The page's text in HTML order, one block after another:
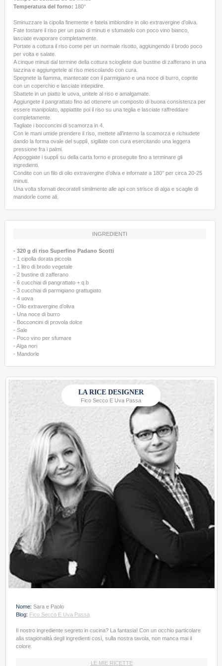
Temperatura del forno: 180°
Sminuzzare la cipolla finemente e fatela imbiondire in olio extravergine d’oliva.
Fate tostare il riso per un paio di minuti e sfumatelo con poco vino bianco,
lasciate evaporare completamente.
Portate a cottura il riso come per un normale risotto, aggiungendo il brodo poco
per volta e salate.
A cinque minuti dal termine della cottura sciogliete due bustine di zafferano in una
tazzina e aggiungetele al riso mescolando con cura.
Spegnete la fiamma, mantecate con il parmigiano e una noce di burro, coprite
con un coperchio e lasciate intiepidire.
Sbattete in un piatto le uova, unitele al riso e amalgamate.
Aggiungete il pangrattato fino ad ottenere un composto di buona consistenza per
essere manipolato, appiattite poi il riso su una teglia e lasciate raffreddare
completamente.
Tagliate i bocconcini di scamorza in 4.
Con le mani umide prendere il riso, mettete all’interno la scamorza e richiudete
dando la forma ovale del supplì, sigillate con cura esercitando una leggera
pressione fra i palmi.
Appoggiate i supplì su della carta forno e proseguite fino a terminare gli
ingredienti.
Condite con un filo di olio extravergine d’oliva e infornate a 180° per circa 20-25
minuti.
Una volta sfornati decorateli similmente alle api con strisce di alga e scaglie di
mandorle come ali.
INGREDIENTI
- 320 g di riso Superfino Padano Scotti
- 1 cipolla dorata piccola
- 1 litro di brodo vegetale
- 2 bustine di zafferano
- 6 cucchiai di pangrattato + q.b
- 3 cucchiai di parmigiano grattugiato
- 4 uova
- Olio extravergine d’oliva
- Una noce di burro
- Bocconcini di provola dolce
- Sale
- Poco vino per sfumare
- Alga nori
- Mandorle
LA RICE DESIGNER
Fico Secco E Uva Passa
Nome:Sara e Paolo
Blog: Fico Secco E Uva Passa
Il nostro ingrediente segreto in cucina? La fantasia! Con un occhio particolare
alla stagionalità degli ingredienti così, sulla nostra tavola, non manca mai il
colore.
LE MIE RICETTE